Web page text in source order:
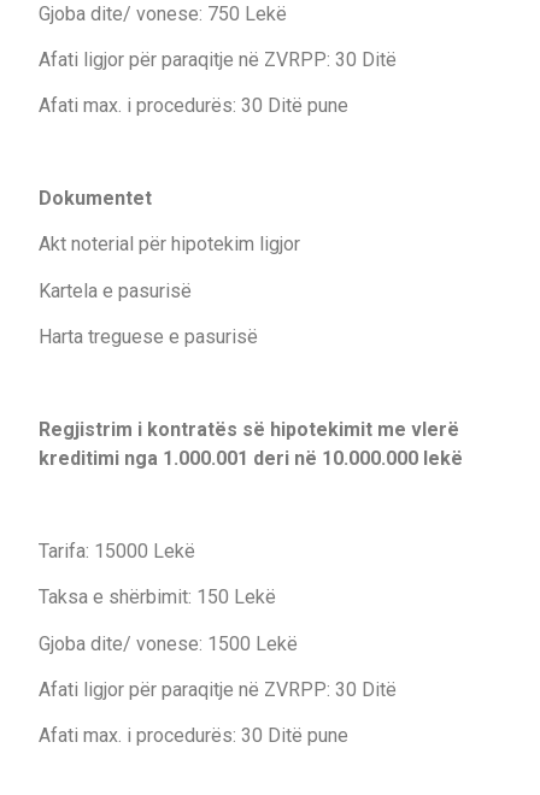
Gjoba dite/ vonese: 750 Lekë
Afati ligjor për paraqitje në ZVRPP: 30 Ditë
Afati max. i procedurës: 30 Ditë pune
Dokumentet
Akt noterial për hipotekim ligjor
Kartela e pasurisë
Harta treguese e pasurisë
Regjistrim i kontratës së hipotekimit me vlerë
kreditimi nga 1.000.001 deri në 10.000.000 lekë
Tarifa: 15000 Lekë
Taksa e shërbimit: 150 Lekë
Gjoba dite/ vonese: 1500 Lekë
Afati ligjor për paraqitje në ZVRPP: 30 Ditë
Afati max. i procedurës: 30 Ditë pune